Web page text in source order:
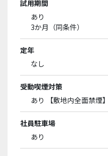
試用期間
あり
3か月（同条件）
定年
なし
受動喫煙対策
あり 【敷地内全面禁煙】
社員駐車場
あり